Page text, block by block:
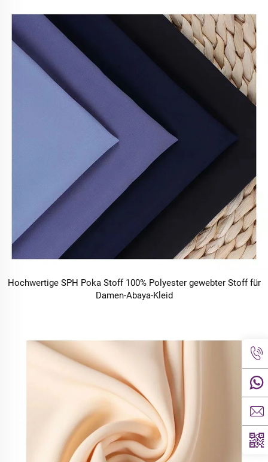
Hochwertige SPH Poka Stoff 100% Polyester gewebter Stoff für
Damen-Abaya-Kleid